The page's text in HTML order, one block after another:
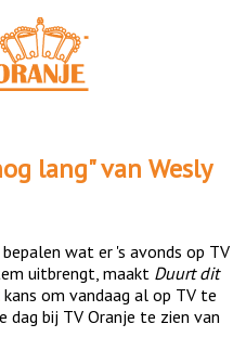
lang" van Wesly
wat er 's avonds op TV
uitbrengt, maakt Duurt dit
kans om vandaag al op TV te
dag bij TV Oranje te zien van